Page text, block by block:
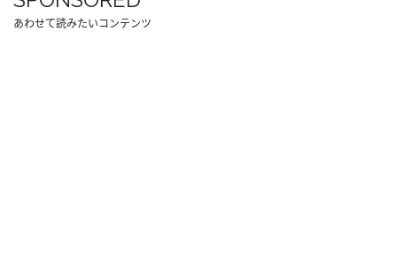
あわせて読みたいコンテンツ